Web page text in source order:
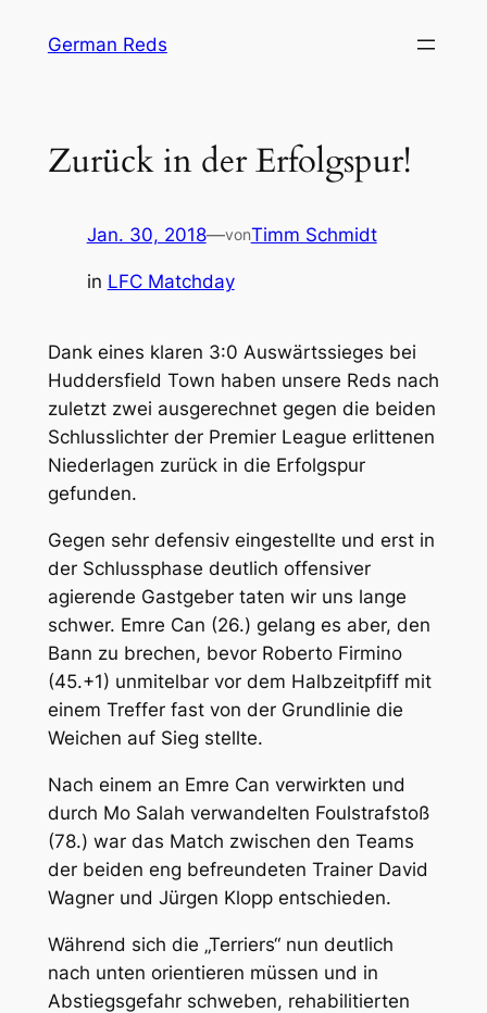
InhaltGerman Reds
Zurück in der Erfolgspur!
Jan. 30, 2018—vonTimm Schmidt
in LFC Matchday
Dank eines klaren 3:0 Auswärtssieges bei
Huddersfield Town haben unsere Reds nach
zuletzt zwei ausgerechnet gegen die beiden
Schlusslichter der Premier League erlittenen
Niederlagen zurück in die Erfolgspur
gefunden.
Gegen sehr defensiv eingestellte und erst in
der Schlussphase deutlich offensiver
agierende Gastgeber taten wir uns lange
schwer. Emre Can (26.) gelang es aber, den
Bann zu brechen, bevor Roberto Firmino
(45.+1) unmitelbar vor dem Halbzeitpfiff mit
einem Treffer fast von der Grundlinie die
Weichen auf Sieg stellte.
Nach einem an Emre Can verwirkten und
durch Mo Salah verwandelten Foulstrafstoß
(78.) war das Match zwischen den Teams
der beiden eng befreundeten Trainer David
Wagner und Jürgen Klopp entschieden.
Während sich die „Terriers“ nun deutlich
nach unten orientieren müssen und in
Abstiegsgefahr schweben, rehabilitierten